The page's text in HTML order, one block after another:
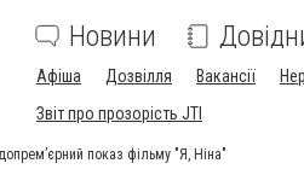
Новини
Афіша Дозвілля Вакансії
Звіт про прозорість JTI
показ фільму "Я, Ніна"